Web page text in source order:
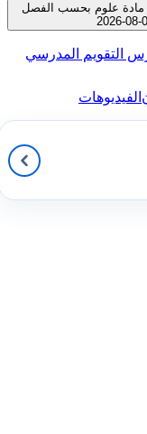
علوم بحسب الفصل
التقويم المدرسي